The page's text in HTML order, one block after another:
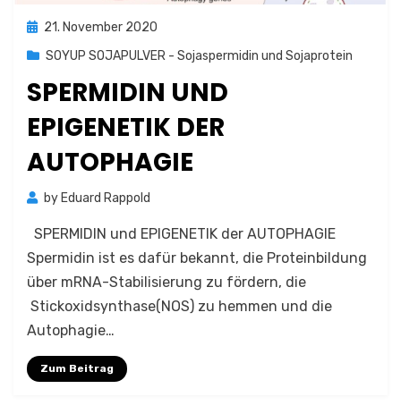
Posted
21. November 2020
SOYUP SOJAPULVER - Sojaspermidin und Sojaprotein
SPERMIDIN UND
EPIGENETIK DER
AUTOPHAGIE
by Eduard Rappold
SPERMIDIN und EPIGENETIK der AUTOPHAGIE
Spermidin ist es dafür bekannt, die Proteinbildung
über mRNA-Stabilisierung zu fördern, die
Stickoxidsynthase(NOS) zu hemmen und die
Autophagie…
Zum Beitrag